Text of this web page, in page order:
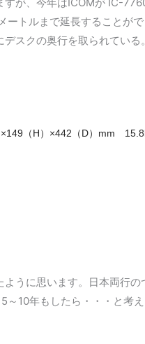
トルまで延長することが
スクの奥行を取られている。
（H）×442（D）mm
うに思います。日本両行
10年もしたら・・・と考え